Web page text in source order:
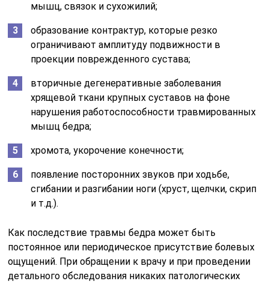
мышц, связок и сухожилий;
образование контрактур, которые резко
ограничивают амплитуду подвижности в
проекции поврежденного сустава;
вторичные дегенеративные заболевания
хрящевой ткани крупных суставов на фоне
нарушения работоспособности травмированных
мышц бедра;
хромота, укорочение конечности;
появление посторонних звуков при ходьбе,
сгибании и разгибании ноги (хруст, щелчки, скрип
и т.д.).
Как последствие травмы бедра может быть
постоянное или периодическое присутствие болевых
ощущений. При обращении к врачу и при проведении
детального обследования никаких патологических